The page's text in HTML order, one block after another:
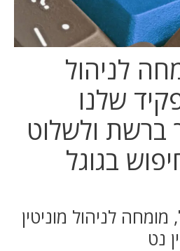
לניהול
שלנו
ברשת ולשלוט
בגוגל
מומחה לניהול מוניטין
נט